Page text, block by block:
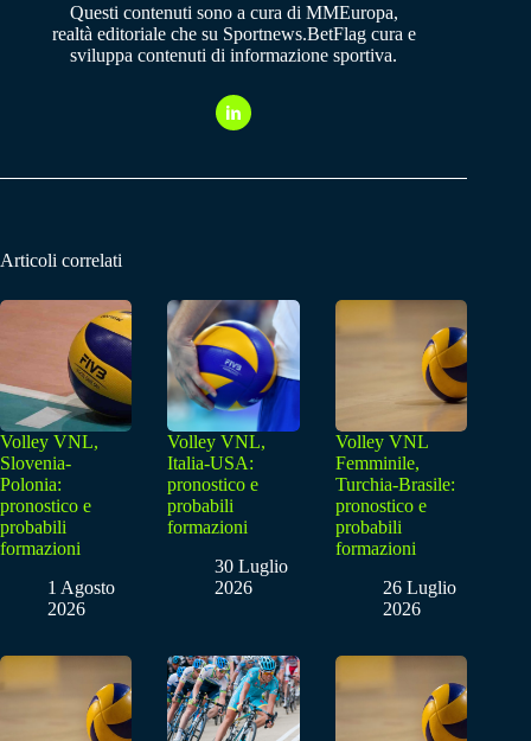
Questi contenuti sono a cura di MMEuropa,
realtà editoriale che su Sportnews.BetFlag cura e
sviluppa contenuti di informazione sportiva.
Articoli correlati
Volley VNL,
Slovenia-
Polonia:
pronostico e
probabili
formazioni
1 Agosto
2026
Volley VNL,
Italia-USA:
pronostico e
probabili
formazioni
30 Luglio
2026
Volley VNL
Femminile,
Turchia-Brasile:
pronostico e
probabili
formazioni
26 Luglio
2026